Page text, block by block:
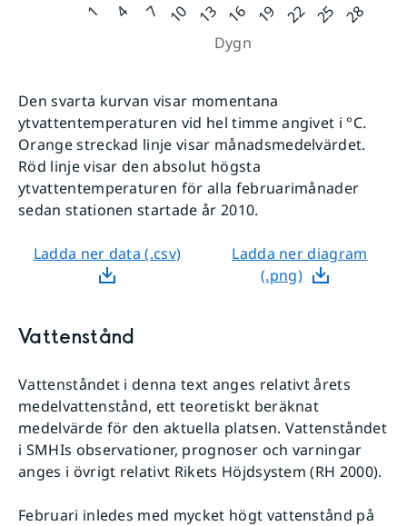
Den svarta kurvan visar momentana
ytvattentemperaturen vid hel timme angivet i °C.
Orange streckad linje visar månadsmedelvärdet.
Röd linje visar den absolut högsta
ytvattentemperaturen för alla februarimånader
sedan stationen startade år 2010.
Ladda ner data (.csv)
Ladda ner diagram
(.png)
Vattenstånd
Vattenståndet i denna text anges relativt årets
medelvattenstånd, ett teoretiskt beräknat
medelvärde för den aktuella platsen. Vattenståndet
i SMHIs observationer, prognoser och varningar
anges i övrigt relativt Rikets Höjdsystem (RH 2000).
Februari inledes med mycket högt vattenstånd på